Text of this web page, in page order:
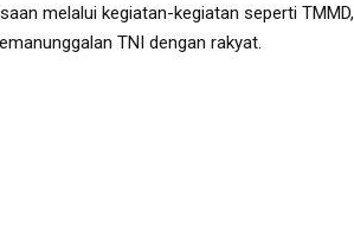
melalui kegiatan-kegiatan seperti TMMD,
TNI dengan rakyat.